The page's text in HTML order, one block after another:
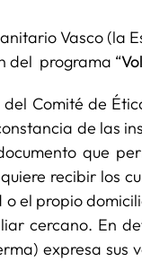
Vasco
del programa “
Comité de
de las
que
recibir los
el propio
cercano. En
expresa sus